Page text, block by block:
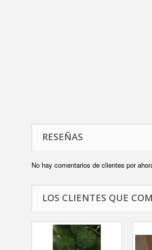
RESEÑAS
No hay comentarios de clientes por
LOS CLIENTES QUE